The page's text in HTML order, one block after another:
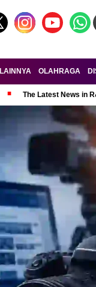
LAINNYA OLAHRAGA
The Latest News in